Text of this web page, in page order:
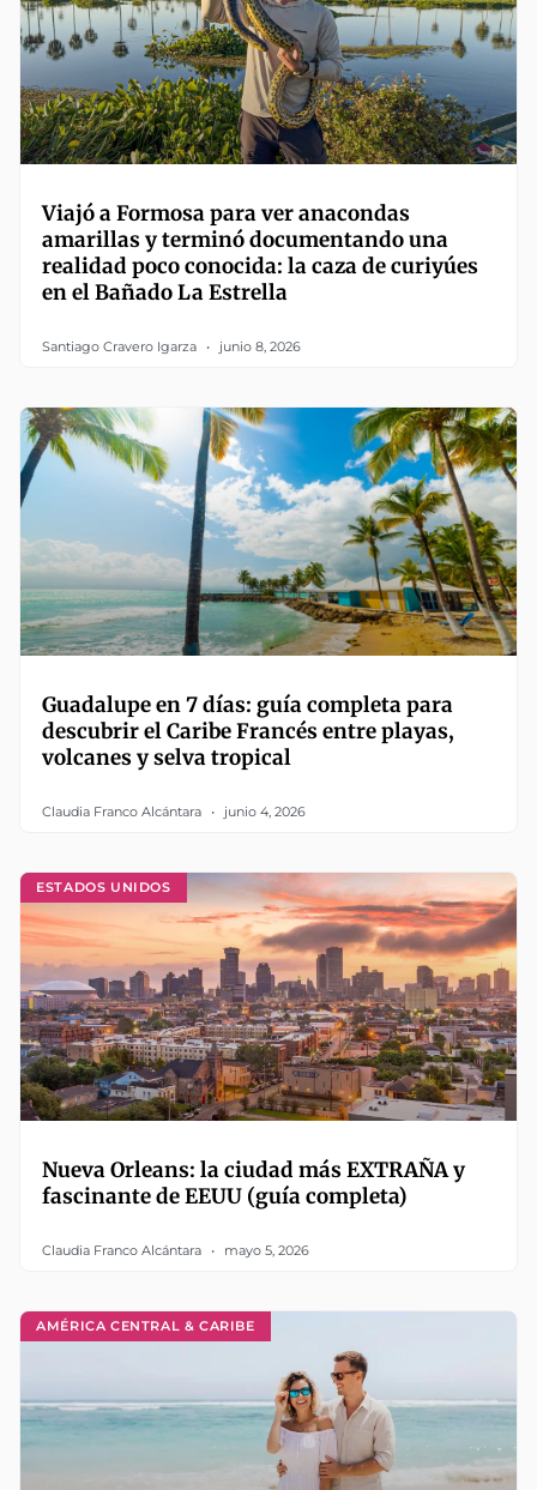
Viajó a Formosa para ver anacondas
amarillas y terminó documentando una
realidad poco conocida: la caza de curiyúes
en el Bañado La Estrella
Santiago Cravero Igarza junio 8, 2026
Guadalupe en 7 días: guía completa para
descubrir el Caribe Francés entre playas,
volcanes y selva tropical
Claudia Franco Alcántara junio 4, 2026
ESTADOS UNIDOS
Nueva Orleans: la ciudad más EXTRAÑA y
fascinante de EEUU (guía completa)
Claudia Franco Alcántara mayo 5, 2026
AMÉRICA CENTRAL & CARIBE